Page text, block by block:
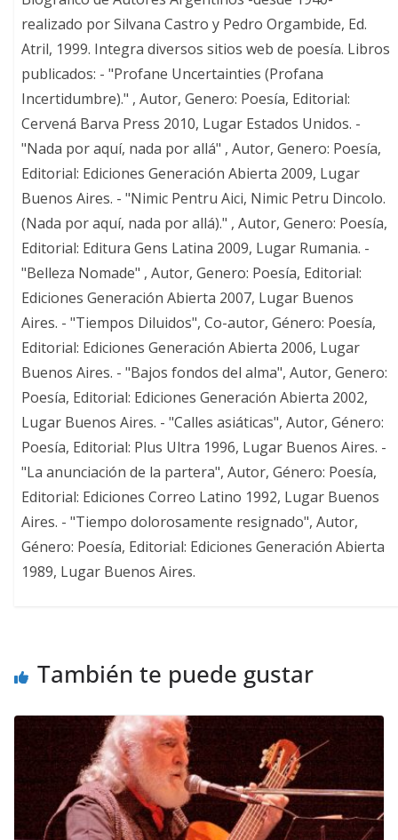
realizado por Silvana Castro y Pedro Orgambide, Ed.
Atril, 1999. Integra diversos sitios web de poesía. Libros
publicados: - "Profane Uncertainties (Profana
Incertidumbre)." , Autor, Genero: Poesía, Editorial:
Cervená Barva Press 2010, Lugar Estados Unidos. -
"Nada por aquí, nada por allá" , Autor, Genero: Poesía,
Editorial: Ediciones Generación Abierta 2009, Lugar
Buenos Aires. - "Nimic Pentru Aici, Nimic Petru Dincolo.
(Nada por aquí, nada por allá)." , Autor, Genero: Poesía,
Editorial: Editura Gens Latina 2009, Lugar Rumania. -
"Belleza Nomade" , Autor, Genero: Poesía, Editorial:
Ediciones Generación Abierta 2007, Lugar Buenos
Aires. - "Tiempos Diluidos", Co-autor, Género: Poesía,
Editorial: Ediciones Generación Abierta 2006, Lugar
Buenos Aires. - "Bajos fondos del alma", Autor, Genero:
Poesía, Editorial: Ediciones Generación Abierta 2002,
Lugar Buenos Aires. - "Calles asiáticas", Autor, Género:
Poesía, Editorial: Plus Ultra 1996, Lugar Buenos Aires. -
"La anunciación de la partera", Autor, Género: Poesía,
Editorial: Ediciones Correo Latino 1992, Lugar Buenos
Aires. - "Tiempo dolorosamente resignado", Autor,
Género: Poesía, Editorial: Ediciones Generación Abierta
1989, Lugar Buenos Aires.
También te puede gustar